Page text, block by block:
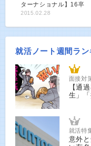
ターナショナル】16卒
2015.02.28
就活ノート週間ラン
面接対
【通
生」「
就活特
意外